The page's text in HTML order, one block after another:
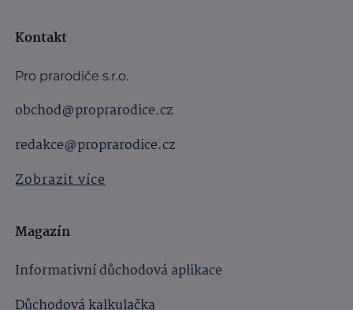
Kontakt
Pro prarodiče s.r.o.
obchod@proprarodice.cz
redakce@proprarodice.cz
Zobrazit více
Magazín
Informativní důchodová aplikace
Důchodová kalkulačka